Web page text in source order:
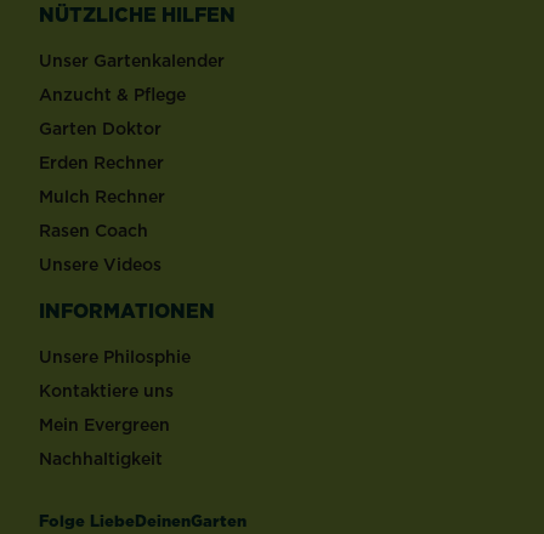
NÜTZLICHE HILFEN
Unser Gartenkalender
Anzucht & Pflege
Garten Doktor
Erden Rechner
Mulch Rechner
Rasen Coach
Unsere Videos
INFORMATIONEN
Unsere Philosphie
Kontaktiere uns
Mein Evergreen
Nachhaltigkeit
Folge LiebeDeinenGarten